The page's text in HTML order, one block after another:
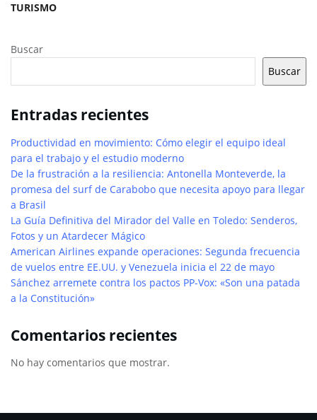
TURISMO
Buscar
Buscar
Entradas recientes
Productividad en movimiento: Cómo elegir el equipo ideal
para el trabajo y el estudio moderno
De la frustración a la resiliencia: Antonella Monteverde, la
promesa del surf de Carabobo que necesita apoyo para llegar
a Brasil
La Guía Definitiva del Mirador del Valle en Toledo: Senderos,
Fotos y un Atardecer Mágico
American Airlines expande operaciones: Segunda frecuencia
de vuelos entre EE.UU. y Venezuela inicia el 22 de mayo
Sánchez arremete contra los pactos PP-Vox: «Son una patada
a la Constitución»
Comentarios recientes
No hay comentarios que mostrar.